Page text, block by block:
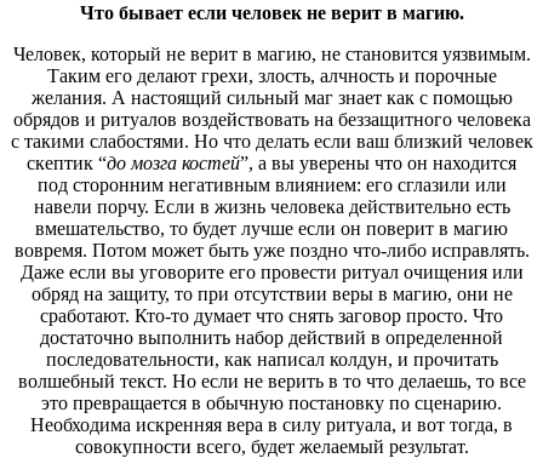
Что бывает если человек не верит в магию.
Человек, который не верит в магию, не становится уязвимым.
Таким его делают грехи, злость, алчность и порочные
желания. А настоящий сильный маг знает как с помощью
обрядов и ритуалов воздействовать на беззащитного человека
с такими слабостями. Но что делать если ваш близкий человек
скептик “до мозга костей”, а вы уверены что он находится
под сторонним негативным влиянием: его сглазили или
навели порчу. Если в жизнь человека действительно есть
вмешательство, то будет лучше если он поверит в магию
вовремя. Потом может быть уже поздно что-либо исправлять.
Даже если вы уговорите его провести ритуал очищения или
обряд на защиту, то при отсутствии веры в магию, они не
сработают. Кто-то думает что снять заговор просто. Что
достаточно выполнить набор действий в определенной
последовательности, как написал колдун, и прочитать
волшебный текст. Но если не верить в то что делаешь, то все
это превращается в обычную постановку по сценарию.
Необходима искренняя вера в силу ритуала, и вот тогда, в
совокупности всего, будет желаемый результат.